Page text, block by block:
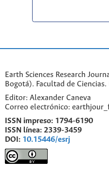
Earth Sciences Research
Bogotá). Facultad de
Editor: Alexander Caneva
Correo electrónico:
ISSN impreso: 1794-6190
ISSN línea: 2339-3459
DOI: 10.15446/esrj